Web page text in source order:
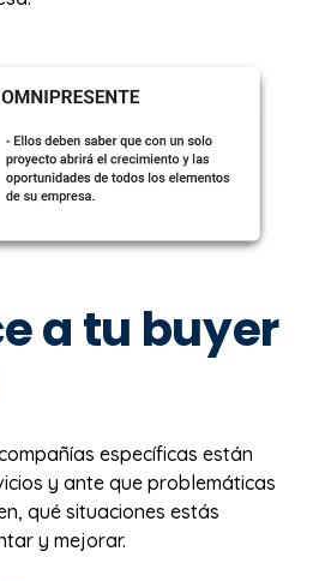
a tu buyer
específicas están
y ante que problemáticas
qué situaciones estás
y mejorar.